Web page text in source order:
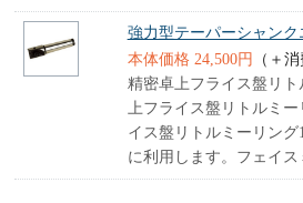
強力型テーパーシャンク
本体価格 24,500円
（＋
精密卓上フライス盤リ
上フライス盤リトルミ
イス盤リトルミーリン
に利用します。フェイス